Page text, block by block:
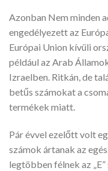
Azonban Nem minden
engedélyezett az
Európai Union kívüli
például az Arab
Izraelben. Ritkán, de
betűs számokat a
termékek miatt.
Pár évvel ezelőtt volt
számok ártanak az
legtöbben félnek az